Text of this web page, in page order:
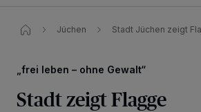
Jüchen Stadt Jüchen zeigt
„frei leben – ohne Gewalt“
Stadt zeigt Flagge